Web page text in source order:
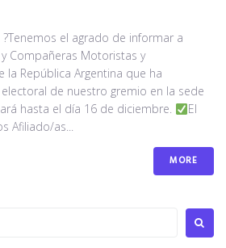
el agrado de informar a
Compañeras Motoristas y
la República Argentina que ha
de nuestro gremio en la sede
hasta el día 16 de diciembre.
El
Afiliado/as...
MORE